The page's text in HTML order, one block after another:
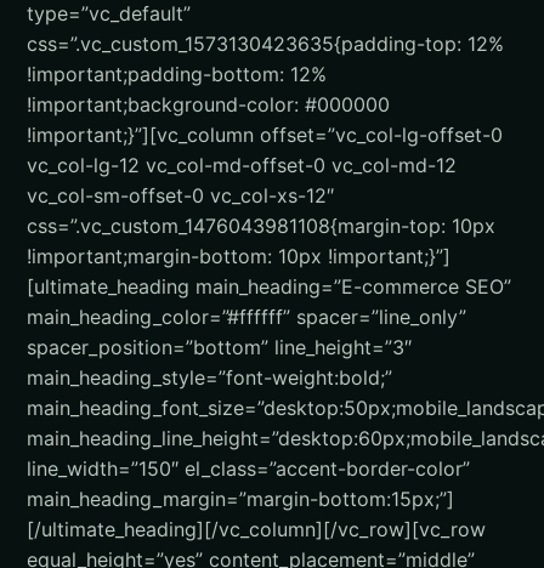
type=”vc_default”
css=”.vc_custom_1573130423635{padding-top: 12%
!important;padding-bottom: 12%
!important;background-color: #000000
!important;}”][vc_column offset=”vc_col-lg-offset-0
vc_col-lg-12 vc_col-md-offset-0 vc_col-md-12
vc_col-sm-offset-0 vc_col-xs-12″
css=”.vc_custom_1476043981108{margin-top: 10px
!important;margin-bottom: 10px !important;}”]
[ultimate_heading main_heading=”E-commerce SEO”
main_heading_color=”#ffffff” spacer=”line_only”
spacer_position=”bottom” line_height=”3″
main_heading_style=”font-weight:bold;”
line_width=”150″ el_class=”accent-border-color”
main_heading_margin=”margin-bottom:15px;”]
[/ultimate_heading][/vc_column][/vc_row][vc_row
equal_height=”yes” content_placement=”middle”